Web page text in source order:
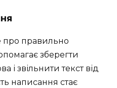
правильно
зберегти
і звільнити текст від
написання стає